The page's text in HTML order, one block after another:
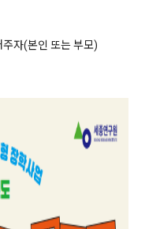
자(본인 또는 부모)